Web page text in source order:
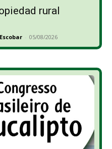
rural
- 05/08/2026